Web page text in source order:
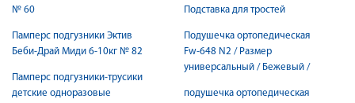
№ 60
Памперс подгузники Эктив
Беби-Драй Миди 6-10кг № 82
Памперс подгузники-трусики
детские одноразовые
Подставка для тростей
Подушечка ортопедическая
Fw-648 N2 / Размер
универсальный / Бежевый /
подушечка ортопедическая